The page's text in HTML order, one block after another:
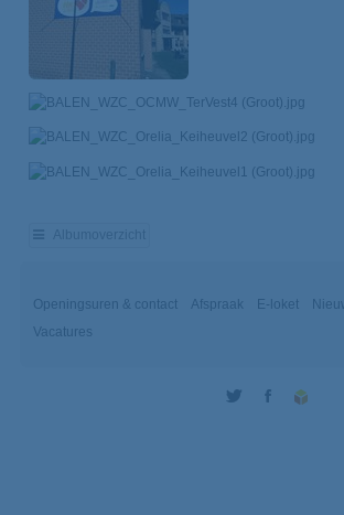
Openingsuren & contact Afspraak E-loket
Vacatures